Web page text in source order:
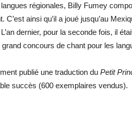
régionales, Billy Fumey
C’est ainsi qu’il a joué jusqu’au
dernier, pour la seconde fois, il
concours de chant pour les
publié une traduction du Petit
succès (600 exemplaires vendus).